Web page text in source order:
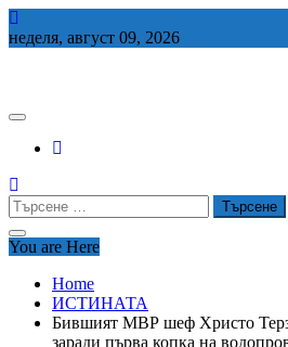
Skip
to
неделя, август 09, 2026
Търсене
за:
You are Here
Home
ИСТИНАТА
Бившият МВР шеф Христо
заради първа копка на